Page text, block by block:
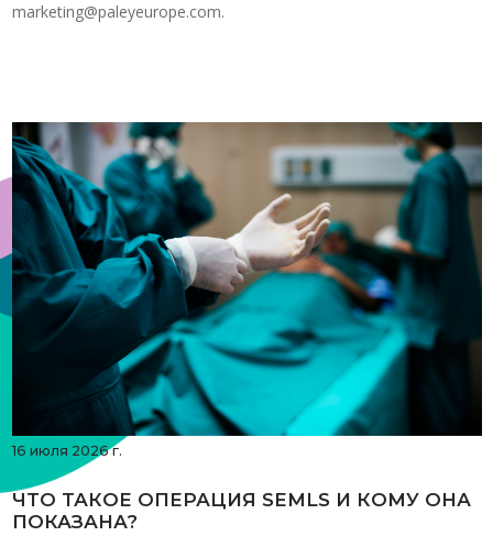
marketing@paleyeurope.com.
16 июля 2026 г.
ЧТО ТАКОЕ ОПЕРАЦИЯ SEMLS И КОМУ ОНА
ПОКАЗАНА?